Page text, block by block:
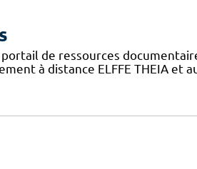
de ressources
à distance ELFFE THEIA et